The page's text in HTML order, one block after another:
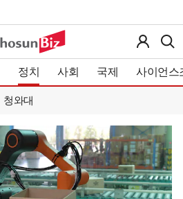
정치 사회 국제 사이언스
청와대